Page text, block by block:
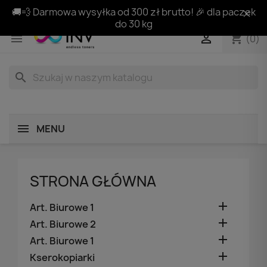
🚚💨 Darmowa wysyłka od 300 zł brutto! 🎉 dla paczek
do 30 kg
 shopping_cart(0)

search
MENU
STRONA GŁÓWNA
Art. Biurowe 1 
Art. Biurowe 2 
Art. Biurowe 1 
Kserokopiarki 